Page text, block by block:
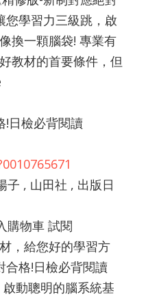
您學習力三級跳，啟
換一顆腦袋! 專業有
教材的首要條件，但
!日檢必背閱讀
, 山田社 , 出版日
購物車 試閱
，給您好的學習方
合格!日檢必背閱讀
動聰明的腦系統基